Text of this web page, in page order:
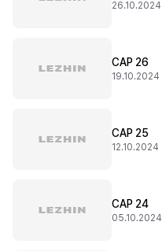
26.10.2024
CAP 26
19.10.2024
CAP 25
12.10.2024
CAP 24
05.10.2024